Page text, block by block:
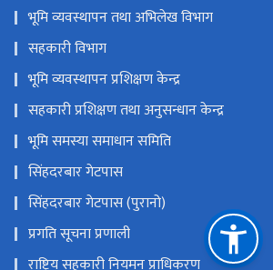
भूमि व्यवस्थापन तथा अभिलेख विभाग
सहकारी विभाग
भूमि व्यवस्थापन प्रशिक्षण केन्द्र
सहकारी प्रशिक्षण तथा अनुसन्धान केन्द्र
भूमि समस्या समाधान समिति
सिंहदरबार गेटपास
सिंहदरबार गेटपास (पुरानो)
प्रगति सूचना प्रणाली
राष्ट्रिय सहकारी नियमन प्राधिकरण